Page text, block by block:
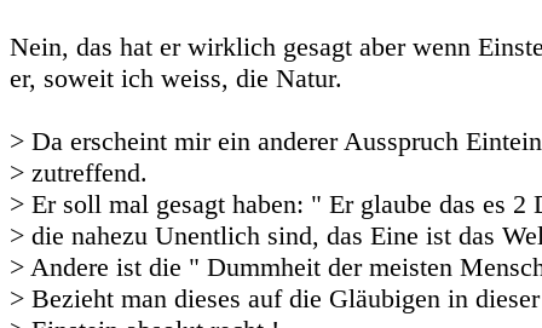
Nein, das hat er wirklich gesagt aber wenn
er, soweit ich weiss, die Natur.
> Da erscheint mir ein anderer Ausspruch
> zutreffend.
> Er soll mal gesagt haben: " Er glaube das es 2
> die nahezu Unentlich sind, das Eine ist das
> Andere ist die " Dummheit der meisten
> Bezieht man dieses auf die Gläubigen in